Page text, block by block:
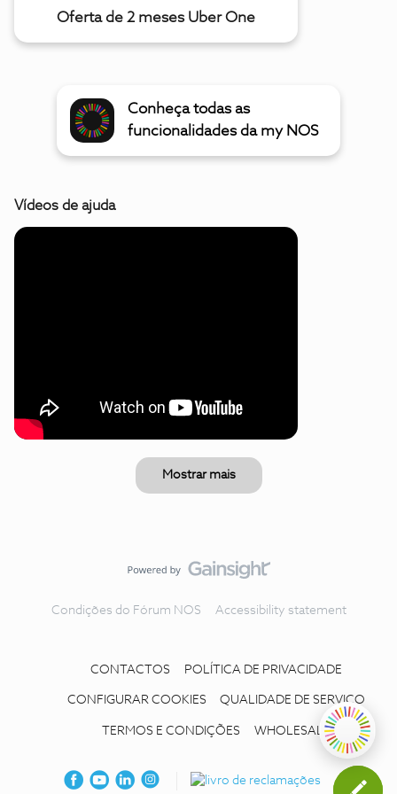
Oferta de 2 meses Uber One
Conheça todas as
funcionalidades da my NOS
Vídeos de ajuda
Mostrar mais
Condições do Fórum NOS Accessibility statement
CONTACTOS POLÍTICA DE PRIVACIDADE
CONFIGURAR COOKIES QUALIDADE DE SERVIÇO
TERMOS E CONDIÇÕES WHOLESALE